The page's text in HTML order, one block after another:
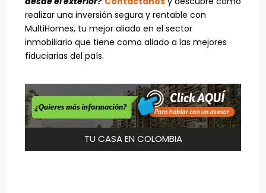
realizar una inversión segura y rentable con
MultiHomes, tu mejor aliado en el sector
inmobiliario que tiene como aliado a las mejores
fiduciarias del país.
TU CASA EN COLOMBIA